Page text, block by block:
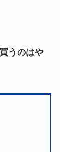
うのはや